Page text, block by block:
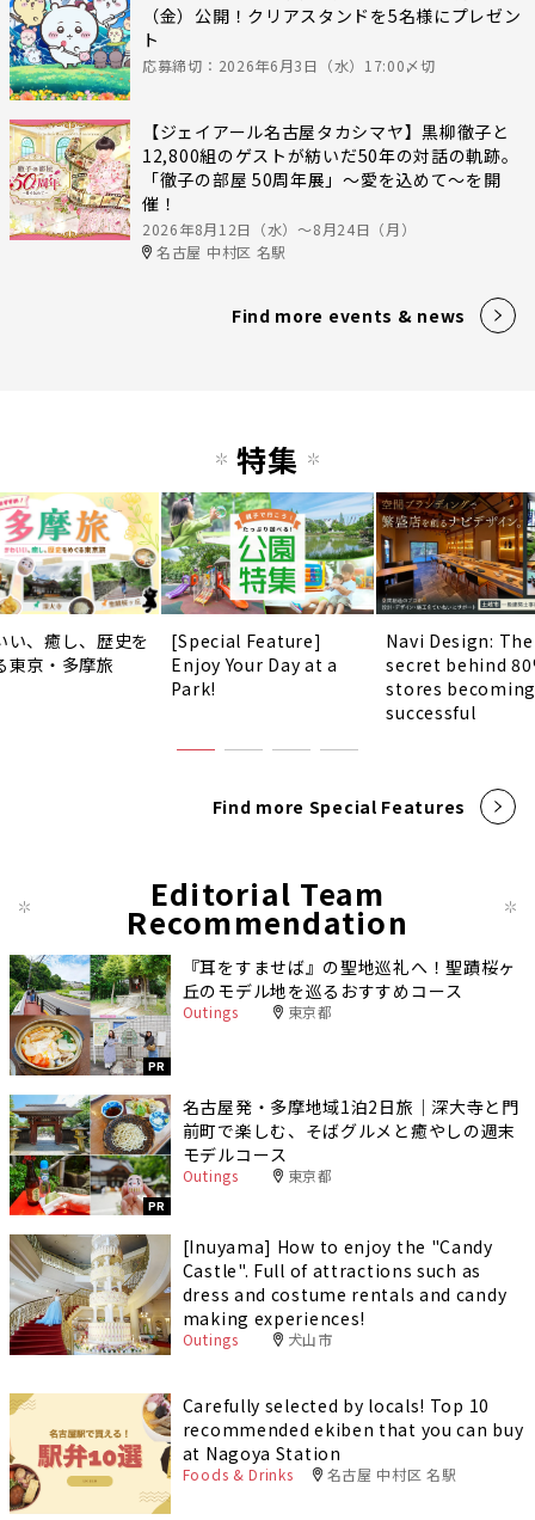
（金）公開！クリアスタンドを5名様にプレゼン
ト
応募締切：2026年6月3日（水）17:00〆切
【ジェイアール名古屋タカシマヤ】黒柳徹子と
12,800組のゲストが紡いだ50年の対話の軌跡。
「徹子の部屋 50周年展」～愛を込めて～を開
催！
2026年8月12日（水）〜8月24日（月）
名古屋 中村区 名駅
Find more events & news
特集
い、癒し、歴史を
東京・多摩旅
[Special Feature]
Enjoy Your Day at a
Park!
Navi Design: The
secret behind
stores becoming
successful
Find more Special Features
Editorial Team
Recommendation
PR
『耳をすませば』の聖地巡礼へ！聖蹟桜ヶ
丘のモデル地を巡るおすすめコース
Outings 東京都
PR
名古屋発・多摩地域1泊2日旅｜深大寺と門
前町で楽しむ、そばグルメと癒やしの週末
モデルコース
Outings 東京都
[Inuyama] How to enjoy the "Candy
Castle". Full of attractions such as
dress and costume rentals and candy
making experiences!
Outings 犬山市
Carefully selected by locals! Top 10
recommended ekiben that you can buy
at Nagoya Station
Foods & Drinks 名古屋 中村区 名駅